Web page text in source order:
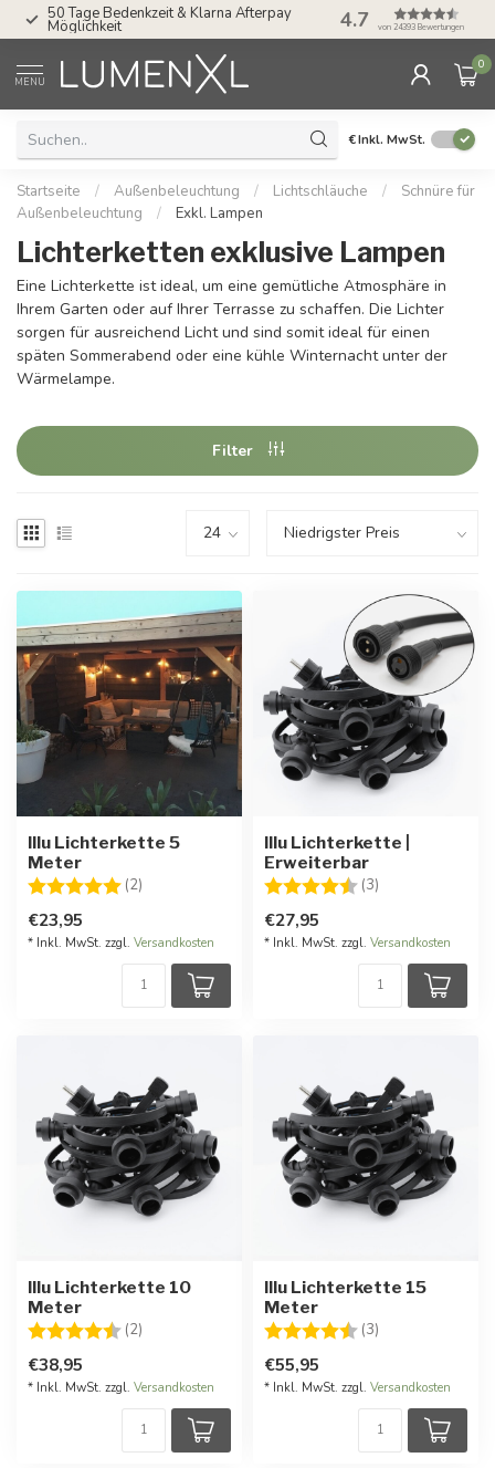
50 Tage Bedenkzeit & Klarna Afterpay
Möglichkeit Service: Mo bis Fr
4.7 von 24393 Bewertungen
MENU
0
€Inkl. MwSt.
Startseite / Außenbeleuchtung / Lichtschläuche /
Schnüre für
Außenbeleuchtung
/ Exkl. Lampen
Lichterketten exklusive Lampen
Eine Lichterkette ist ideal, um eine gemütliche Atmosphäre in
Ihrem Garten oder auf Ihrer Terrasse zu schaffen. Die Lichter
sorgen für ausreichend Licht und sind somit ideal für einen
späten Sommerabend oder eine kühle Winternacht unter der
Wärmelampe.
Filter
Illu Lichterkette 5
Meter
Bewertung:
(2) 5.0 von 5 Sternen
€23,95
* Inkl. MwSt. zzgl. Versandkosten
Illu Lichterkette |
Erweiterbar
Bewertung:
(3)
€27,95
* Inkl. MwSt. zzgl. Versandkosten
Illu Lichterkette 10
Meter
Bewertung:
(2) 4.5 von 5 Sternen
€38,95
* Inkl. MwSt. zzgl. Versandkosten
Illu Lichterkette 15
Meter
Bewertung:
(3)
€55,95
* Inkl. MwSt. zzgl. Versandkosten